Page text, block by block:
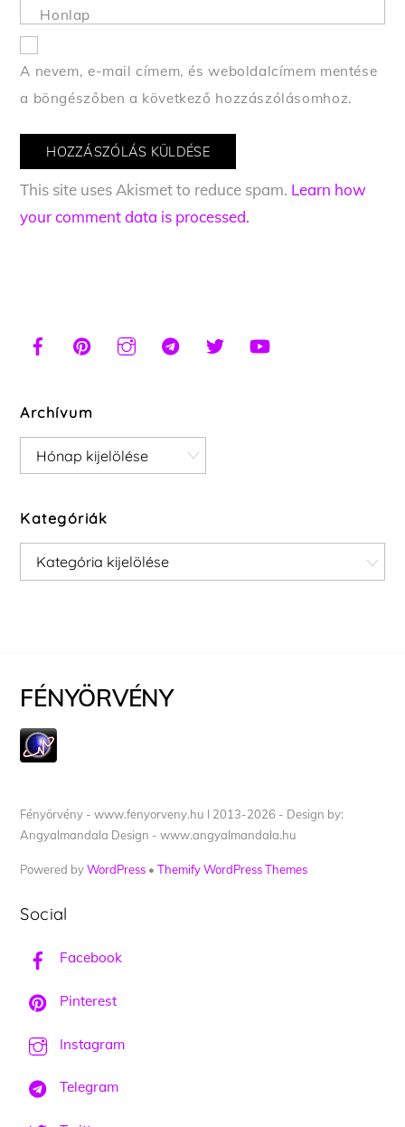
Honlap
A nevem, e-mail címem, és weboldalcímem mentése
a böngészőben a következő hozzászólásomhoz.
This site uses Akismet to reduce spam. Learn how
your comment data is processed.
Archívum
Archívum
Kategóriák
Kategóriák
FÉNYÖRVÉNY
Fényörvény - www.fenyorveny.hu I 2013-2026 - Design by:
Angyalmandala Design - www.angyalmandala.hu
Powered byWordPress •Themify WordPress Themes
Social
Facebook
Pinterest
Instagram
Telegram